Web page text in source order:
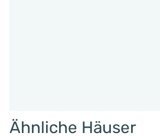
Ähnliche Häuser